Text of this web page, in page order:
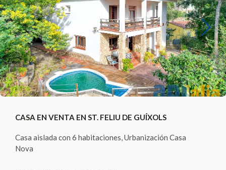
Previous Next
CASA EN VENTA EN ST. FELIU DE GUÍXOLS
Casa aislada con 6 habitaciones, Urbanización Casa
Nova